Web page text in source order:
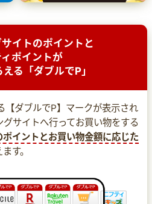
イトのポイントと
ポイントが
る「ダブルでP」
【ダブルでP】マークが表示され
サイトへ行ってお買い物をする
イントとお買い物金額に応じた
す。